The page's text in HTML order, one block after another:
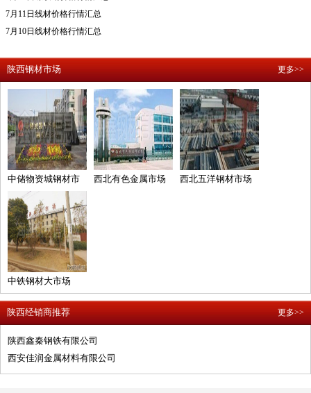
7月11日线材价格行情汇总
7月10日线材价格行情汇总
陕西钢材市场 更多>>
中储物资城钢材市
场
西北有色金属市场 西北五洋钢材市场
中铁钢材大市场
陕西经销商推荐 更多>>
陕西鑫秦钢铁有限公司
西安佳润金属材料有限公司